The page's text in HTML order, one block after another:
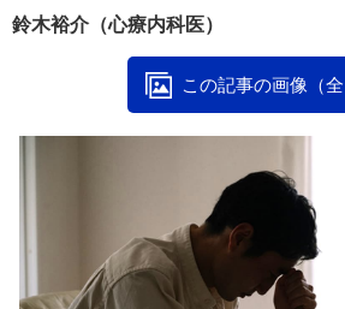
鈴木裕介（心療内科医）
この記事の画像（全